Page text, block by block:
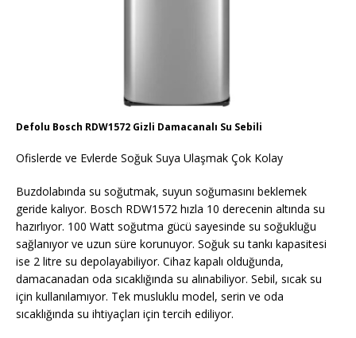
Defolu Bosch RDW1572 Gizli Damacanalı Su Sebili
Ofislerde ve Evlerde Soğuk Suya Ulaşmak Çok Kolay
Buzdolabında su soğutmak, suyun soğumasını beklemek
geride kalıyor. Bosch RDW1572 hızla 10 derecenin altında su
hazırlıyor. 100 Watt soğutma gücü sayesinde su soğukluğu
sağlanıyor ve uzun süre korunuyor. Soğuk su tankı kapasitesi
ise 2 litre su depolayabiliyor. Cihaz kapalı olduğunda,
damacanadan oda sıcaklığında su alınabiliyor. Sebil, sıcak su
için kullanılamıyor. Tek musluklu model, serin ve oda
sıcaklığında su ihtiyaçları için tercih ediliyor.